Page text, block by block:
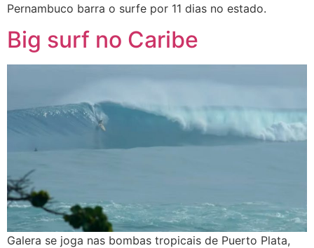
Pernambuco barra o surfe por 11 dias no estado.
Big surf no Caribe
Galera se joga nas bombas tropicais de Puerto Plata,